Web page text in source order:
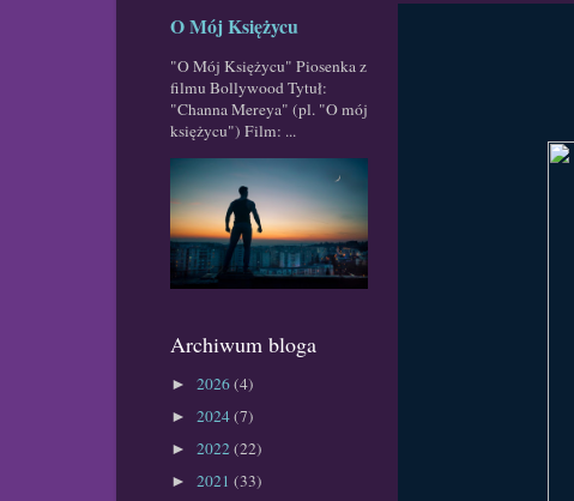
O Mój Księżycu
"O Mój Księżycu" Piosenka z
filmu Bollywood Tytuł:
"Channa Mereya" (pl. "O mój
księżycu") Film: ...
Archiwum bloga
► 2026(4)
► 2024(7)
► 2022(22)
► 2021 (33)